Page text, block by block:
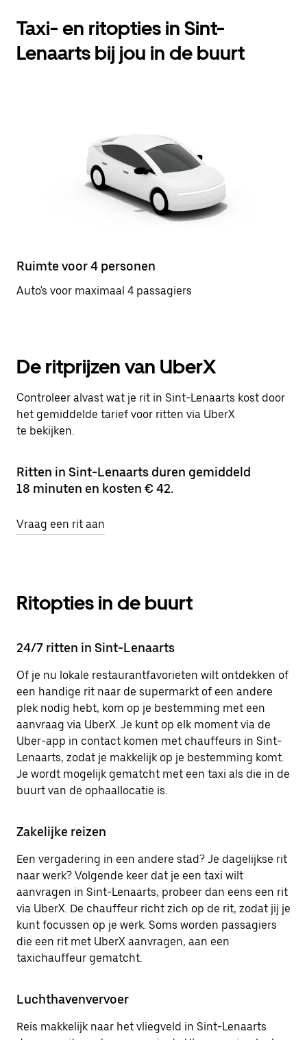
Taxi- en ritopties in Sint-
Lenaarts bij jou in de buurt
Ruimte voor 4 personen
Auto's voor maximaal 4 passagiers
De ritprijzen van UberX
Controleer alvast wat je rit in Sint-Lenaarts kost door
het gemiddelde tarief voor ritten via UberX
te bekijken.
Ritten in Sint-Lenaarts duren gemiddeld
18 minuten en kosten € 42.
Vraag een rit aan
Ritopties in de buurt
24/7 ritten in Sint-Lenaarts
Of je nu lokale restaurantfavorieten wilt ontdekken of
een handige rit naar de supermarkt of een andere
plek nodig hebt, kom op je bestemming met een
aanvraag via UberX. Je kunt op elk moment via de
Uber-app in contact komen met chauffeurs in Sint-
Lenaarts, zodat je makkelijk op je bestemming komt.
Je wordt mogelijk gematcht met een taxi als die in de
buurt van de ophaallocatie is.
Zakelijke reizen
Een vergadering in een andere stad? Je dagelijkse rit
naar werk? Volgende keer dat je een taxi wilt
aanvragen in Sint-Lenaarts, probeer dan eens een rit
via UberX. De chauffeur richt zich op de rit, zodat jij je
kunt focussen op je werk. Soms worden passagiers
die een rit met UberX aanvragen, aan een
taxichauffeur gematcht.
Luchthavenvervoer
Reis makkelijk naar het vliegveld in Sint-Lenaarts